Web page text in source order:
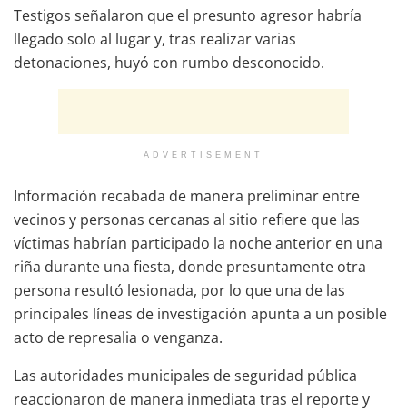
Testigos señalaron que el presunto agresor habría
llegado solo al lugar y, tras realizar varias
detonaciones, huyó con rumbo desconocido.
ADVERTISEMENT
Información recabada de manera preliminar entre
vecinos y personas cercanas al sitio refiere que las
víctimas habrían participado la noche anterior en una
riña durante una fiesta, donde presuntamente otra
persona resultó lesionada, por lo que una de las
principales líneas de investigación apunta a un posible
acto de represalia o venganza.
Las autoridades municipales de seguridad pública
reaccionaron de manera inmediata tras el reporte y